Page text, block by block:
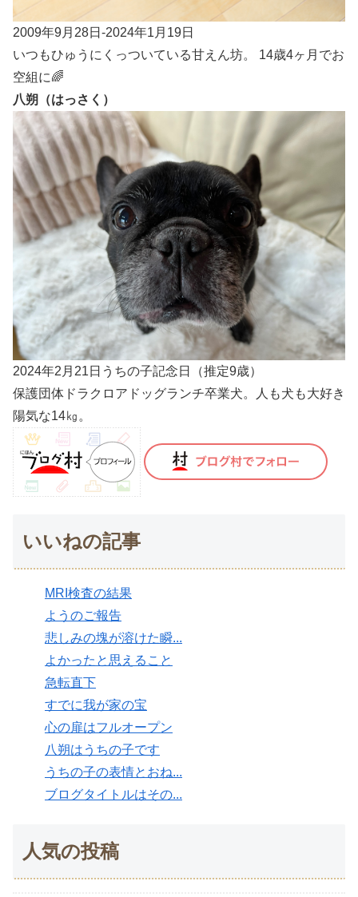
2009年9月28日-2024年1月19日
いつもひゅうにくっついている甘えん坊。 14歳4ヶ月でお
空組に🌈
八朔（はっさく）
2024年2月21日うちの子記念日（推定9歳）
保護団体ドラクロアドッグランチ卒業犬。人も犬も大好き
陽気な14㎏。
いいねの記事
MRI検査の結果
ようのご報告
悲しみの塊が溶けた瞬...
よかったと思えること
急転直下
すでに我が家の宝
心の扉はフルオープン
八朔はうちの子です
うちの子の表情とおね...
ブログタイトルはその...
人気の投稿